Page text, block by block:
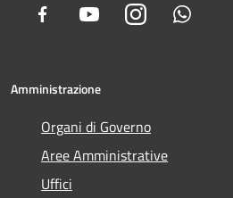
Facebook YoutubeInstagram
Amministrazione
Organi di Governo
Aree Amministrative
Uffici